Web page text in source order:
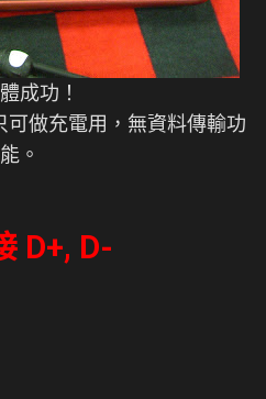
成功！
可做充電用，無資料傳輸功
能。
D+, D-